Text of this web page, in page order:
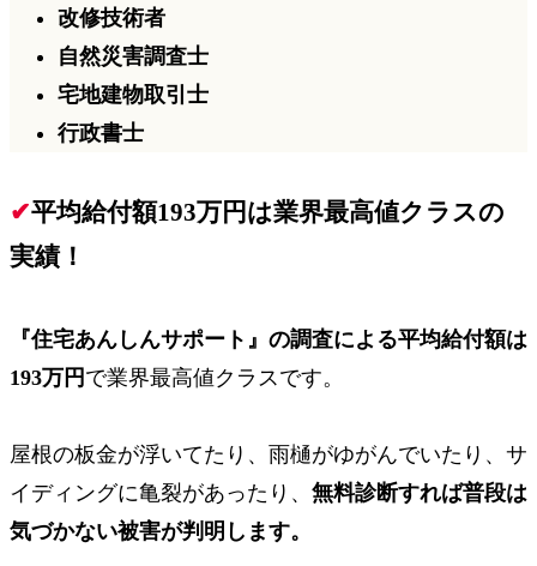
改修技術者
自然災害調査士
宅地建物取引士
行政書士
✔平均給付額193万円は業界最高値クラスの
実績！
『住宅あんしんサポート』の調査による平均給付額は
193万円 で業界最高値クラスです。
屋根の板金が浮いてたり、雨樋がゆがんでいたり、サ
イディングに亀裂があったり、 無料診断すれば普段は
気づかない被害が判明 し ます。